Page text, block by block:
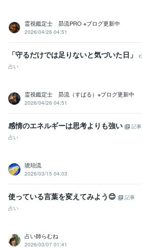
霊視鑑定士 昴流PRO ※ブログ更新中
2026/04/26 04:51
「守るだけでは足りないと気づいた日」
占い
霊視鑑定士 昴流（すばる）※ブログ更新中
2026/04/26 04:51
感情のエネルギーは思考よりも強い
記事
占い
琥珀流
2026/03/15 04:03
使っている言葉を変えてみよう😊
記事
占い
占い師らむね
2026/03/07 01:41